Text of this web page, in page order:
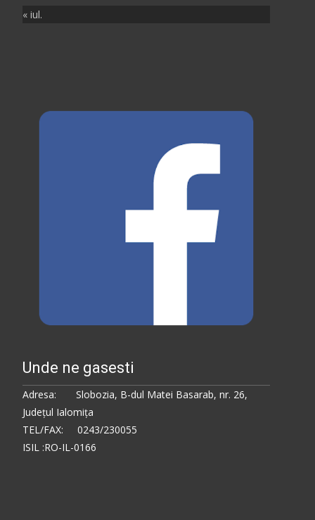
« iul.
Unde ne gasesti
Adresa: Slobozia, B-dul Matei Basarab, nr. 26,
Judeţul Ialomiţa
TEL/FAX: 0243/230055
ISIL :RO-IL-0166